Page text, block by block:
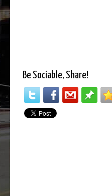
Be Sociable, Share!